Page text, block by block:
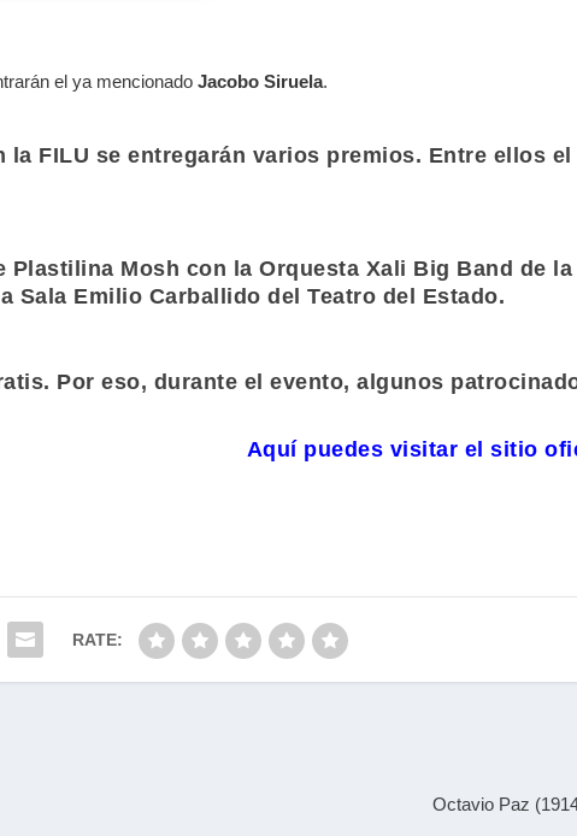
el ya mencionadoJacobo Siruela.
la FILU se entregarán varios premios. Entre ellos el
Plastilina Mosh con laOrquesta Xali Big Band de
Sala Emilio Carballido del Teatro del Estado.
Por eso, durante el evento, algunos
Aquí puedes visitar el sitio
RATE:
Octavio Paz